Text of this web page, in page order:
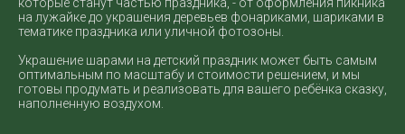
на лужайке до украшения деревьев фонариками, шариками в
тематике праздника или уличной фотозоны.
Украшение шарами на детский праздник может быть самым
оптимальным по масштабу и стоимости решением, и мы
готовы продумать и реализовать для вашего ребёнка сказку,
наполненную воздухом.